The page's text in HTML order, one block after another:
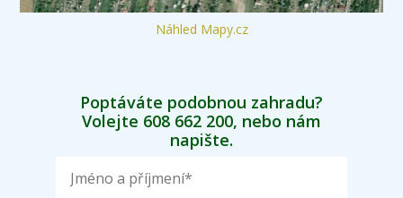
Náhled Mapy.cz
Poptáváte podobnou zahradu?
Volejte 608 662 200, nebo nám
napište.